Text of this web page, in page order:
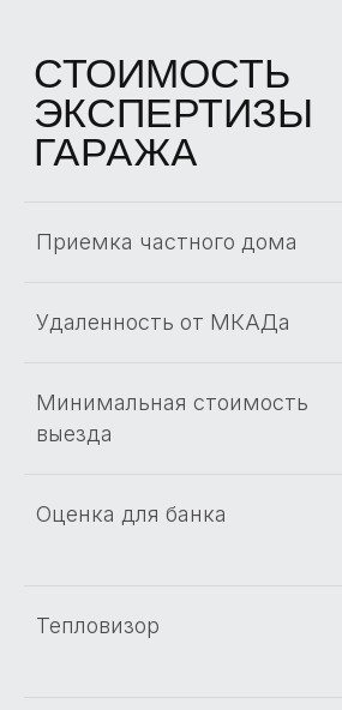
Приемка частного дома
Удаленность от МКАДа
Минимальная стоимость
выезда
Оценка для банка
Тепловизор